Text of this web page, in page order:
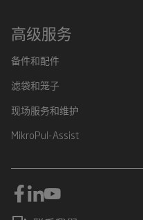
高级服务
备件和配件
滤袋和笼子
现场服务和维护
MikroPul-Assist